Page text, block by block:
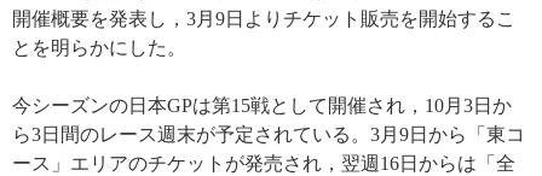
開催概要を発表し，3月9日よりチケット販売を開始するこ
とを明らかにした。
今シーズンの日本GPは第15戦として開催され，10月3日か
ら3日間のレース週末が予定されている。3月9日から「東コ
ース」エリアのチケットが発売され，翌週16日からは「全